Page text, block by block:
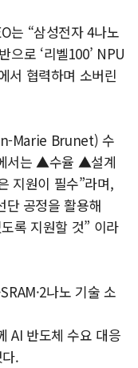
는 “삼성전자 4나노
으로 ‘리벨100’ NPU
서 협력하며 소버린
Marie Brunet) 수
서는 ▲수율 ▲설계
지원이 필수”라며,
단 공정을 활용해
록 지원할 것” 이라
나노 기술 소
AI 반도체 수요 대응
.